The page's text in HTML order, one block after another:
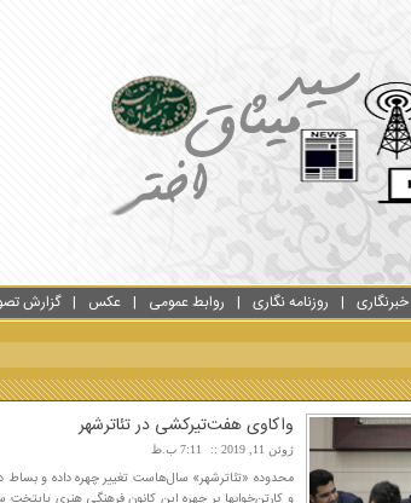
خبرنگاری روزنامه نگاری روابط عمومی عکس گزارش
واکاوی هفت‌تیرکشی در تئاترشهر
ژوئن 11, 2019 7:11 ب.ظ
محدوده «تئاترشهر» سال‌هاست تغییر چهره داده و بساط
و کارتن‌خوابها بر چهره این کانون فرهنگی هنری پایتخت